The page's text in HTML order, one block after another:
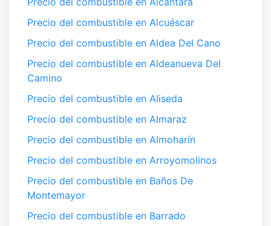
Precio del combustible en Alcuéscar
Precio del combustible en Aldea Del Cano
Precio del combustible en Aldeanueva Del
Camino
Precio del combustible en Aliseda
Precio del combustible en Almaraz
Precio del combustible en Almoharín
Precio del combustible en Arroyomolinos
Precio del combustible en Baños De
Montemayor
Precio del combustible en Barrado